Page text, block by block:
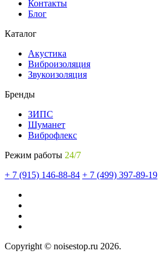
Контакты
Блог
Каталог
Акустика
Виброизоляция
Звукоизоляция
Бренды
ЗИПС
Шуманет
Виброфлекс
Режим работы 24/7
+ 7 (915) 146-88-84 + 7 (499) 397-89-19
Copyright © noisestop.ru 2026.